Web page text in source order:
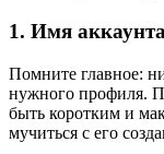
1. Имя аккаунта
Помните главное:
нужного профиля.
быть коротким и
мучиться с его